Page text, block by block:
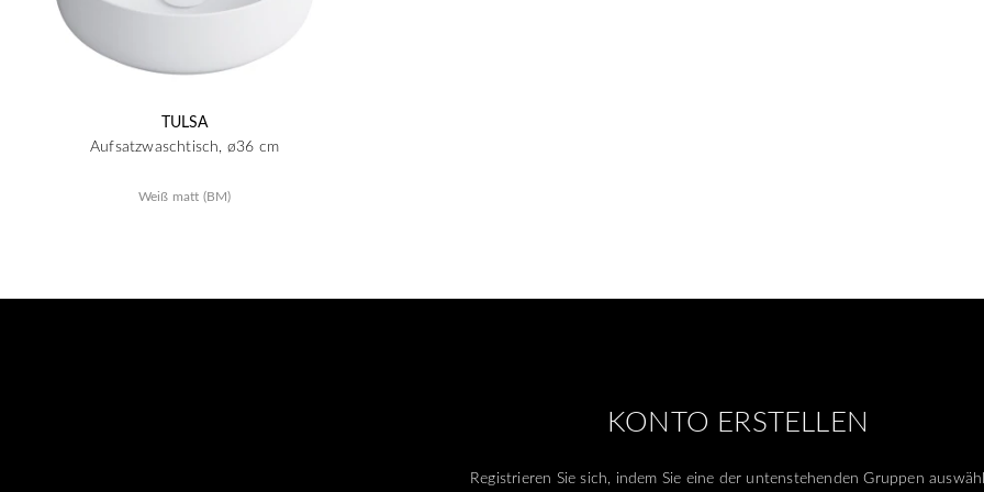
TULSA
Aufsatzwaschtisch, ø36 cm
Weiß matt (BM)
KONTO ERSTELLEN
Registrieren Sie sich, indem Sie eine der untenstehenden Gruppen